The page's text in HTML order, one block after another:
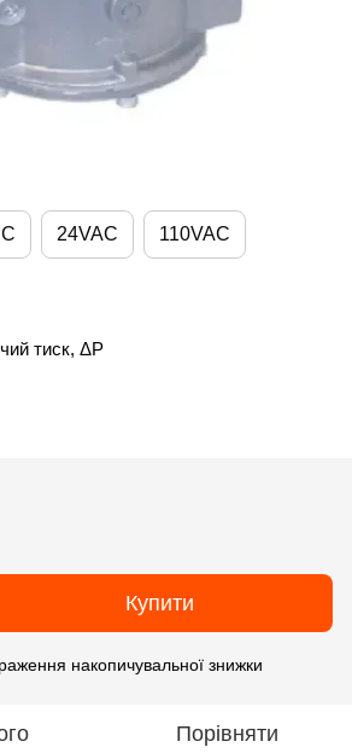
24VAC 110VAC
тиск, ΔP
Купити
накопичувальної знижки
Порівняти